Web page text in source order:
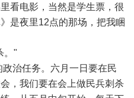
看电影，当然是学生票，很
是夜里12点的那场，把我睏
。"
治任务。六月一日要在民
，我们要在会上做民兵刺杀